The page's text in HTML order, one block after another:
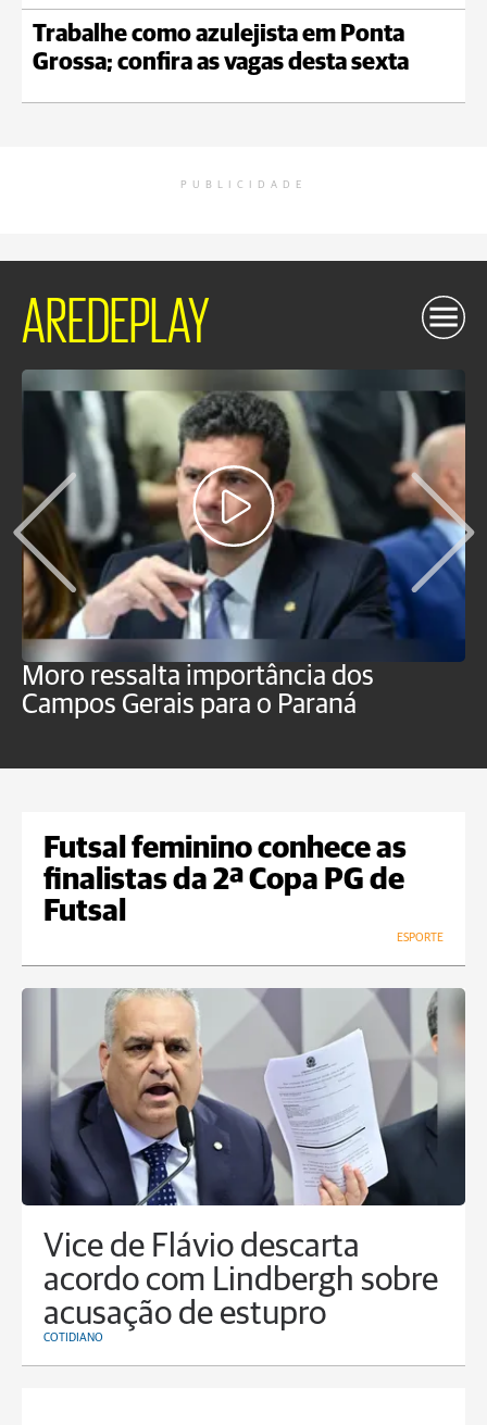
Trabalhe como azulejista em Ponta
Grossa; confira as vagas desta sexta
PUBLICIDADE
AREDEPLAY
Moro ressalta importância dos
Campos Gerais para o Paraná
Futsal feminino conhece as
finalistas da 2ª Copa PG de
Futsal
ESPORTE
Vice de Flávio descarta
acordo com Lindbergh sobre
acusação de estupro
COTIDIANO